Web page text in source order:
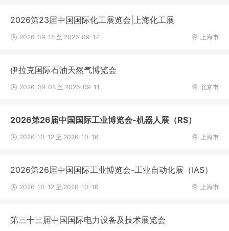
2026第23届中国国际化工展览会|上海化工展
上海市
2026-09-15 至 2026-09-17
伊拉克国际石油天然气博览会
北京市
2026-09-08 至 2026-09-11
2026第26届中国国际工业博览会-机器人展（RS）
上海市
2026-10-12 至 2026-10-16
2026第26届中国国际工业博览会-工业自动化展（IAS）
上海市
2026-10-12 至 2026-10-16
第三十三届中国国际电力设备及技术展览会